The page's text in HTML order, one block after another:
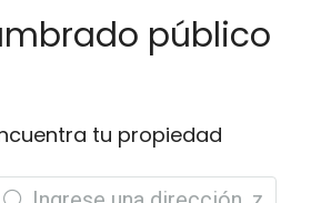
público
tu propiedad